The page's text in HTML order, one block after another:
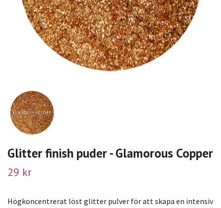
Glitter finish puder - Glamorous Copper
29 kr
Högkoncentrerat löst glitter pulver för att skapa en intensiv